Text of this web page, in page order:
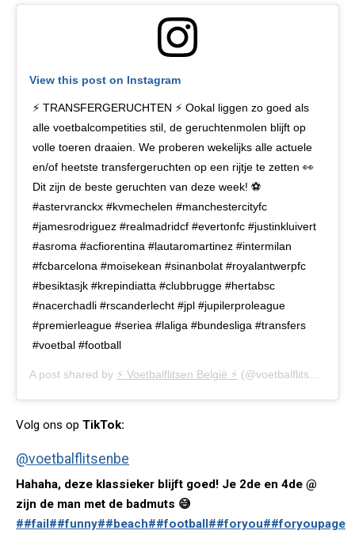
View this post on Instagram
⚡ TRANSFERGERUCHTEN ⚡ Ookal liggen zo goed als
alle voetbalcompetities stil, de geruchtenmolen blijft op
volle toeren draaien. We proberen wekelijks alle actuele
en/of heetste transfergeruchten op een rijtje te zetten 👀
Dit zijn de beste geruchten van deze week! ⚽
#astervranckx #kvmechelen #manchestercityfc
#jamesrodriguez #realmadridcf #evertonfc #justinkluivert
#asroma #acfiorentina #lautaromartinez #intermilan
#fcbarcelona #moisekean #sinanbolat #royalantwerpfc
#besiktasjk #krepindiatta #clubbrugge #hertabsc
#nacerchadli #rscanderlecht #jpl #jupilerproleague
#premierleague #seriea #laliga #bundesliga #transfers
#voetbal #football
A post shared by ⚡️ Voetbalflitsen België ⚡️ (@voetbalflitsen.be) on
Volg ons op TikTok:
@voetbalflitsenbe
Hahaha, deze klassieker blijft goed! Je 2de en 4de @
zijn de man met de badmuts 😅
##fail##funny##beach##football##foryou##foryoupage